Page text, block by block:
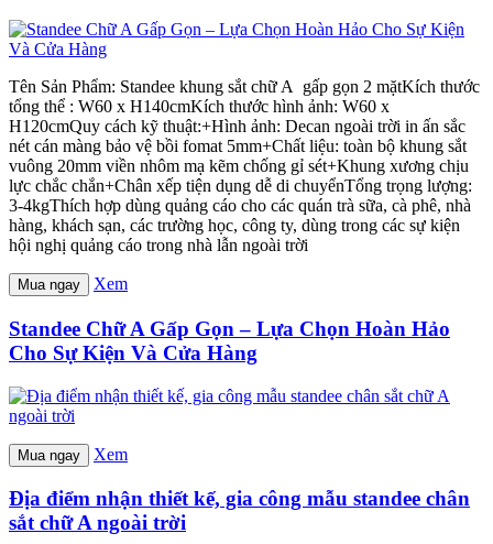
Tên Sản Phẩm: Standee khung sắt chữ A gấp gọn 2 mặtKích thước
tổng thể : W60 x H140cmKích thước hình ảnh: W60 x
H120cmQuy cách kỹ thuật:+Hình ảnh: Decan ngoài trời in ấn sắc
nét cán màng bảo vệ bồi fomat 5mm+Chất liệu: toàn bộ khung sắt
vuông 20mm viền nhôm mạ kẽm chống gỉ sét+Khung xương chịu
lực chắc chắn+Chân xếp tiện dụng dễ di chuyểnTổng trọng lượng:
3-4kgThích hợp dùng quảng cáo cho các quán trà sữa, cà phê, nhà
hàng, khách sạn, các trường học, công ty, dùng trong các sự kiện
hội nghị quảng cáo trong nhà lẫn ngoài trời
Mua ngay Xem
Standee Chữ A Gấp Gọn – Lựa Chọn Hoàn Hảo
Cho Sự Kiện Và Cửa Hàng
Mua ngay Xem
Địa điểm nhận thiết kế, gia công mẫu standee chân
sắt chữ A ngoài trời